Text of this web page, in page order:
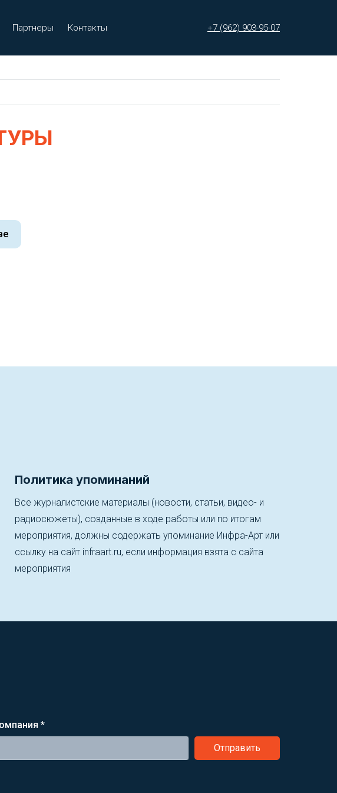
Партнеры Контакты +7 (962) 903-95-07
Политика упоминаний
Все журналистские материалы (новости, статьи, видео- и
радиосюжеты), созданные в ходе работы или по итогам
мероприятия, должны содержать упоминание Инфра-Арт или
ссылку на сайт infraart.ru, если информация взята с сайта
мероприятия
*
Отправить